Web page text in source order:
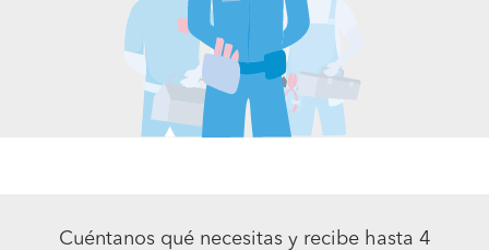
Cuéntanos qué necesitas y recibe hasta 4